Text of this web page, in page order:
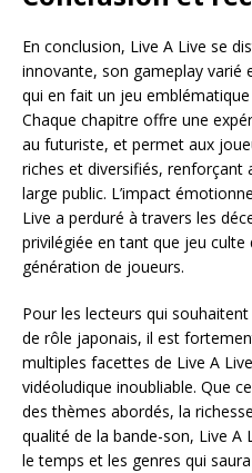
En conclusion, Live A Live se
innovante, son gameplay varié
qui en fait un jeu emblématique
Chaque chapitre offre une
au futuriste, et permet aux
riches et diversifiés, renforçant
large public. L’impact
Live a perduré à travers les
privilégiée en tant que jeu
génération de joueurs.
Pour les lecteurs qui
de rôle japonais, il est
multiples facettes de Live A
vidéoludique inoubliable. Que
des thèmes abordés, la
qualité de la bande-son, Live A
le temps et les genres qui